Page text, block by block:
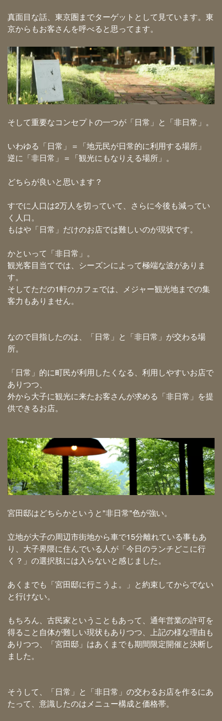
真面目な話、東京圏までターゲットとして見ています。東
京からもお客さんを呼べると思ってます。
そして重要なコンセプトの一つが「日常」と「非日常」。
いわゆる「日常」＝「地元民が日常的に利用する場所」
逆に「非日常」＝「観光にもなりえる場所」。
どちらが良いと思います？
すでに人口は2万人を切っていて、さらに今後も減ってい
く人口。
もはや「日常」だけのお店では難しいのが現状です。
かといって「非日常」。
観光客目当てでは、シーズンによって極端な波がありま
す。
そしてただの1軒のカフェでは、メジャー観光地までの集
客力もありません。
なので目指したのは、「日常」と「非日常」が交わる場
所。
「日常」的に町民が利用したくなる、利用しやすいお店で
ありつつ、
外から大子に観光に来たお客さんが求める「非日常」を提
供できるお店。
宮田邸はどちらかというと"非日常"色が強い。
立地が大子の周辺市街地から車で15分離れている事もあ
り、大子界隈に住んでいる人が「今日のランチどこに行
く？」の選択肢には入らないと感じました。
あくまでも「宮田邸に行こうよ。」と約束してからでない
と行けない。
もちろん、古民家ということもあって、通年営業の許可を
得ること自体が難しい現状もありつつ、上記の様な理由も
ありつつ、「宮田邸」はあくまでも期間限定開催と決断し
ました。
そうして、「日常」と「非日常」の交わるお店を作るにあ
たって、意識したのはメニュー構成と価格帯。